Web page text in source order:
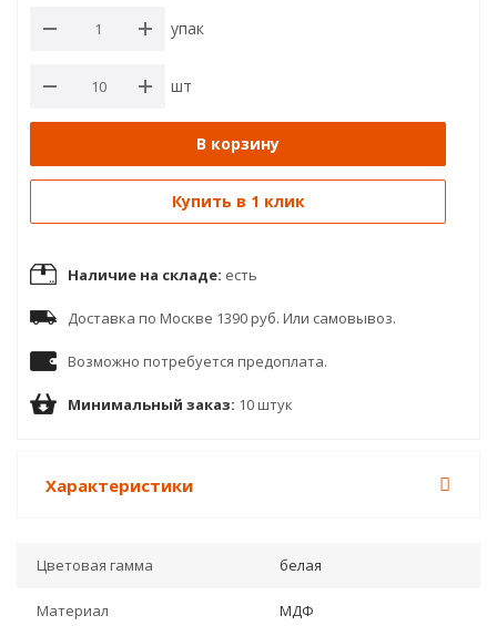
упак
шт
В корзину
Купить в 1 клик
Наличие на складе: есть
Доставка по Москве 1390 руб. Или самовывоз.
Возможно потребуется предоплата.
Минимальный заказ: 10 штук
Характеристики
Цветовая гамма белая
Материал МДФ